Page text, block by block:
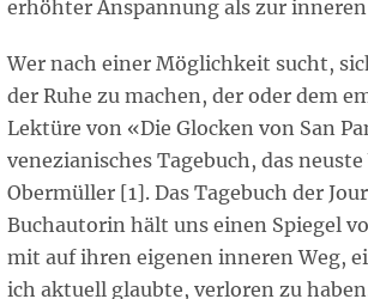
erhöhter Anspannung als zur
Wer nach einer Möglichkeit sucht,
der Ruhe zu machen, der oder dem
Lektüre von «Die Glocken von San
venezianisches Tagebuch, das
Obermüller [1]. Das Tagebuch der
Buchautorin hält uns einen Spiegel
mit auf ihren eigenen inneren Weg,
ich aktuell glaubte, verloren zu